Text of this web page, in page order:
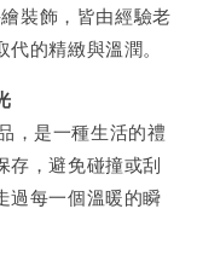
裝飾，皆由經驗老
的精緻與溫潤。
，是一種生活的禮
存，避免碰撞或刮
過每一個溫暖的瞬